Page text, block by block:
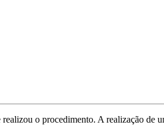
o procedimento. A realização de